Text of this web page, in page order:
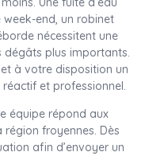
week-end, un robinet
nécessitent une
dégâts plus importants.
à votre disposition un
réactif et professionnel.
équipe répond aux
froyennes. Dès
afin d’envoyer un